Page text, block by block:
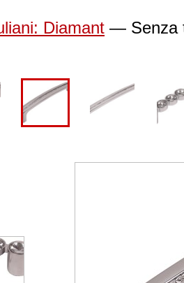
Diamant — Senza